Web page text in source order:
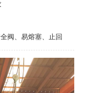
阀、易熔塞、止回